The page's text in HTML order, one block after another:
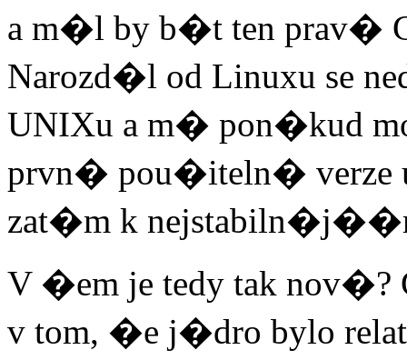
a m�l by b�t ten prav�
Narozd�l od Linuxu se
UNIXu a m� pon�kud
prvn� pou�iteln�
zat�m k
V �em je tedy tak
v tom, �e j�dro bylo